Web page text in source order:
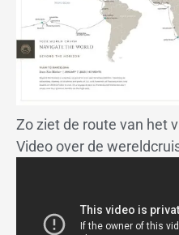
Zo ziet de route van het
Video over de